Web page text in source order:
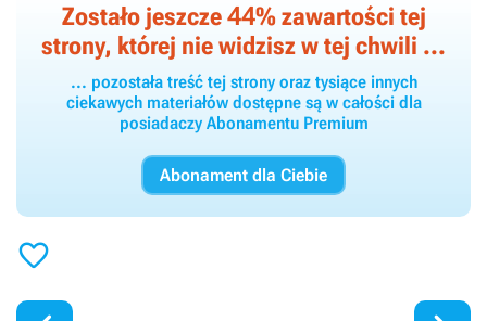
Zostało jeszcze44% zawartości tej
strony, której nie widzisz w tej chwili ...
... pozostała treść tej strony oraz tysiące innych
ciekawych materiałów dostępne są w całości dla
posiadaczy Abonamentu Premium
Abonament dla Ciebie
